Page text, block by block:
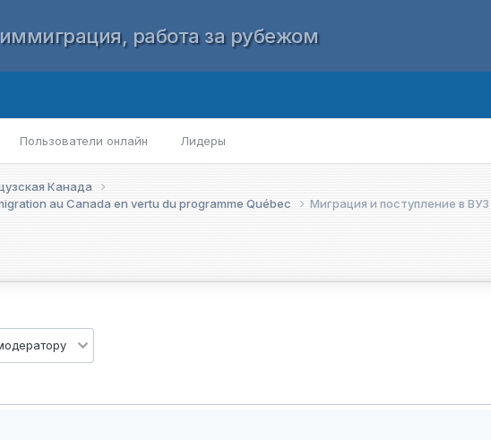
работа за рубежом
Пользователи онлайн Лидеры
Канада
au Canada en vertu du programme Québec
Миграция и поступление в ВУЗ